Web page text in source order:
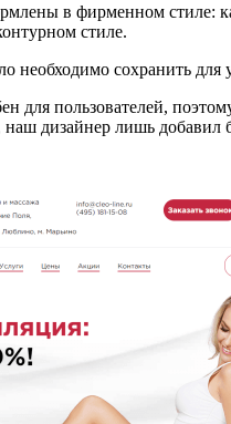
в фирменном стиле:
стиле.
необходимо сохранить
для пользователей,
дизайнер лишь добавил